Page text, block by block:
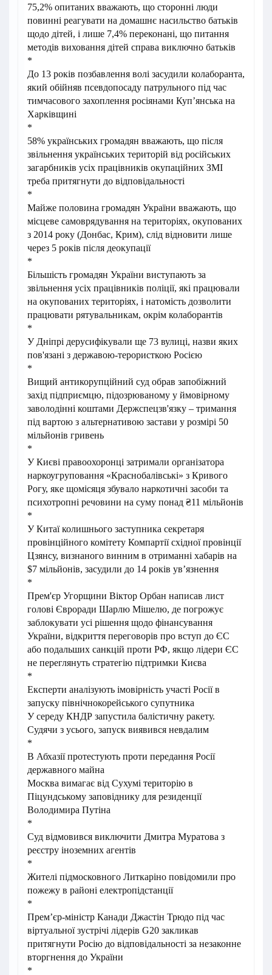
75,2% опитаних вважають, що сторонні люди
повинні реагувати на домашнє насильство батьків
щодо дітей, і лише 7,4% переконані, що питання
методів виховання дітей справа виключно батьків
*
До 13 років позбавлення волі засудили колаборанта,
який обійняв псевдопосаду патрульного під час
тимчасового захоплення росіянами Куп’янська на
Харківщині
*
58% українських громадян вважають, що після
звільнення українських територій від російських
загарбників усіх працівників окупаційних ЗМІ
треба притягнути до відповідальності
*
Майже половина громадян України вважають, що
місцеве самоврядування на територіях, окупованих
з 2014 року (Донбас, Крим), слід відновити лише
через 5 років після деокупації
*
Більшість громадян України виступають за
звільнення усіх працівників поліції, які працювали
на окупованих територіях, і натомість дозволити
працювати рятувальникам, окрім колаборантів
*
У Дніпрі дерусифікували ще 73 вулиці, назви яких
пов'язані з державою-терористкою Росією
*
Вищий антикорупційний суд обрав запобіжний
захід підприємцю, підозрюваному у ймовірному
заволодінні коштами Держспецзв'язку – тримання
під вартою з альтернативою застави у розмірі 50
мільйонів гривень
*
У Києві правоохоронці затримали організатора
наркоугруповання «Краснобалівські» з Кривого
Рогу, яке щомісяця збувало наркотичні засоби та
психотропні речовини на суму понад ₴11 мільйонів
*
У Китаї колишнього заступника секретаря
провінційного комітету Компартії східної провінції
Цзянсу, визнаного винним в отриманні хабарів на
$7 мільйонів, засудили до 14 років ув’язнення
*
Прем'єр Угорщини Віктор Орбан написав лист
голові Євроради Шарлю Мішелю, де погрожує
заблокувати усі рішення щодо фінансування
України, відкриття переговорів про вступ до ЄС
або подальших санкцій проти РФ, якщо лідери ЄС
не переглянуть стратегію підтримки Києва
*
Експерти аналізують імовірність участі Росії в
запуску північнокорейського супутника
У середу КНДР запустила балістичну ракету.
Судячи з усього, запуск виявився невдалим
*
В Абхазії протестують проти передання Росії
державного майна
Москва вимагає від Сухумі територію в
Піцундському заповіднику для резиденції
Володимира Путіна
*
Суд відмовився виключити Дмитра Муратова з
реєстру іноземних агентів
*
Жителі підмосковного Литкаріно повідомили про
пожежу в районі електропідстанції
*
Прем’єр-міністр Канади Джастін Трюдо під час
віртуальної зустрічі лідерів G20 закликав
притягнути Росію до відповідальності за незаконне
вторгнення до України
*